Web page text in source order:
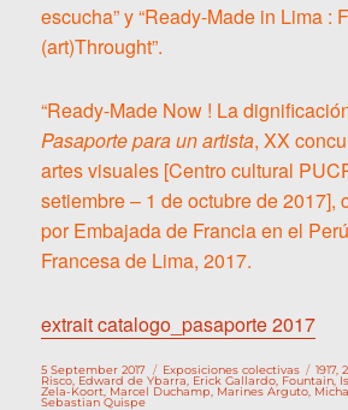
escucha” y “Ready-Made in Lima :
(art)Throught”.
“Ready-Made Now ! La
Pasaporte para un artista, XX
artes visuales [Centro cultural
setiembre – 1 de octubre de 2017],
por Embajada de Francia en el
Francesa de Lima, 2017.
extrait catalogo_pasaporte 2017
Publicado
el
5 September 2017 Categorías
Exposiciones colectivas 1917,
Risco Edward de Ybarra Erick Gallardo Fountain,
Zela-Koort Marcel Duchamp Marines Arguto
Sebastian Quispe